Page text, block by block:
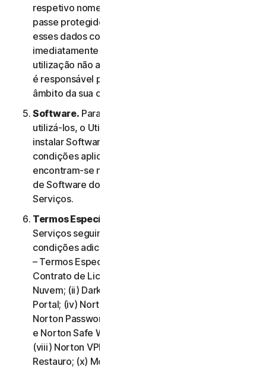
respetivo nome de utilizador e a respetiva palavra-
passe protegidos. O Utilizador não deve partilhar
esses dados com outras pessoas e deve notificar
imediatamente a NortonLifeLock em caso de
utilização não autorizada dos mesmos. O Utilizador
é responsável por todas as atividades efetuadas no
âmbito da sua conta.
Software. Para aceder a determinados Serviços e
utilizá-los, o Utilizador poderá ter de transferir e
instalar Software num Dispositivo. Os termos e
condições aplicáveis à utilização desse Software
encontram-se na Cláusula 3.ª – Termos de Licença
de Software do presente Contrato de Licença e
Serviços.
Termos Específicos de Alguns Serviços.
Serviços seguintes estão sujeitos a termos e
condições adicionais, estabelecidos na Cláusula 4.ª
– Termos Específicos de Alguns Serviços do
Contrato de Licença e Serviços: (i) Backup na
Nuvem; (ii) Dark Web Monitoring; (iii) Norton Credit
Portal; (iv) Norton Family e Controlo Parental; (v)
Norton Password Manager; (vi) Norton Safe Search
e Norton Safe Web; (vii) Norton Small Business;
(viii) Norton VPN (ix) Serviços de Suporte de
Restauro; (x) Monitorização de Redes Sociais e (xi)